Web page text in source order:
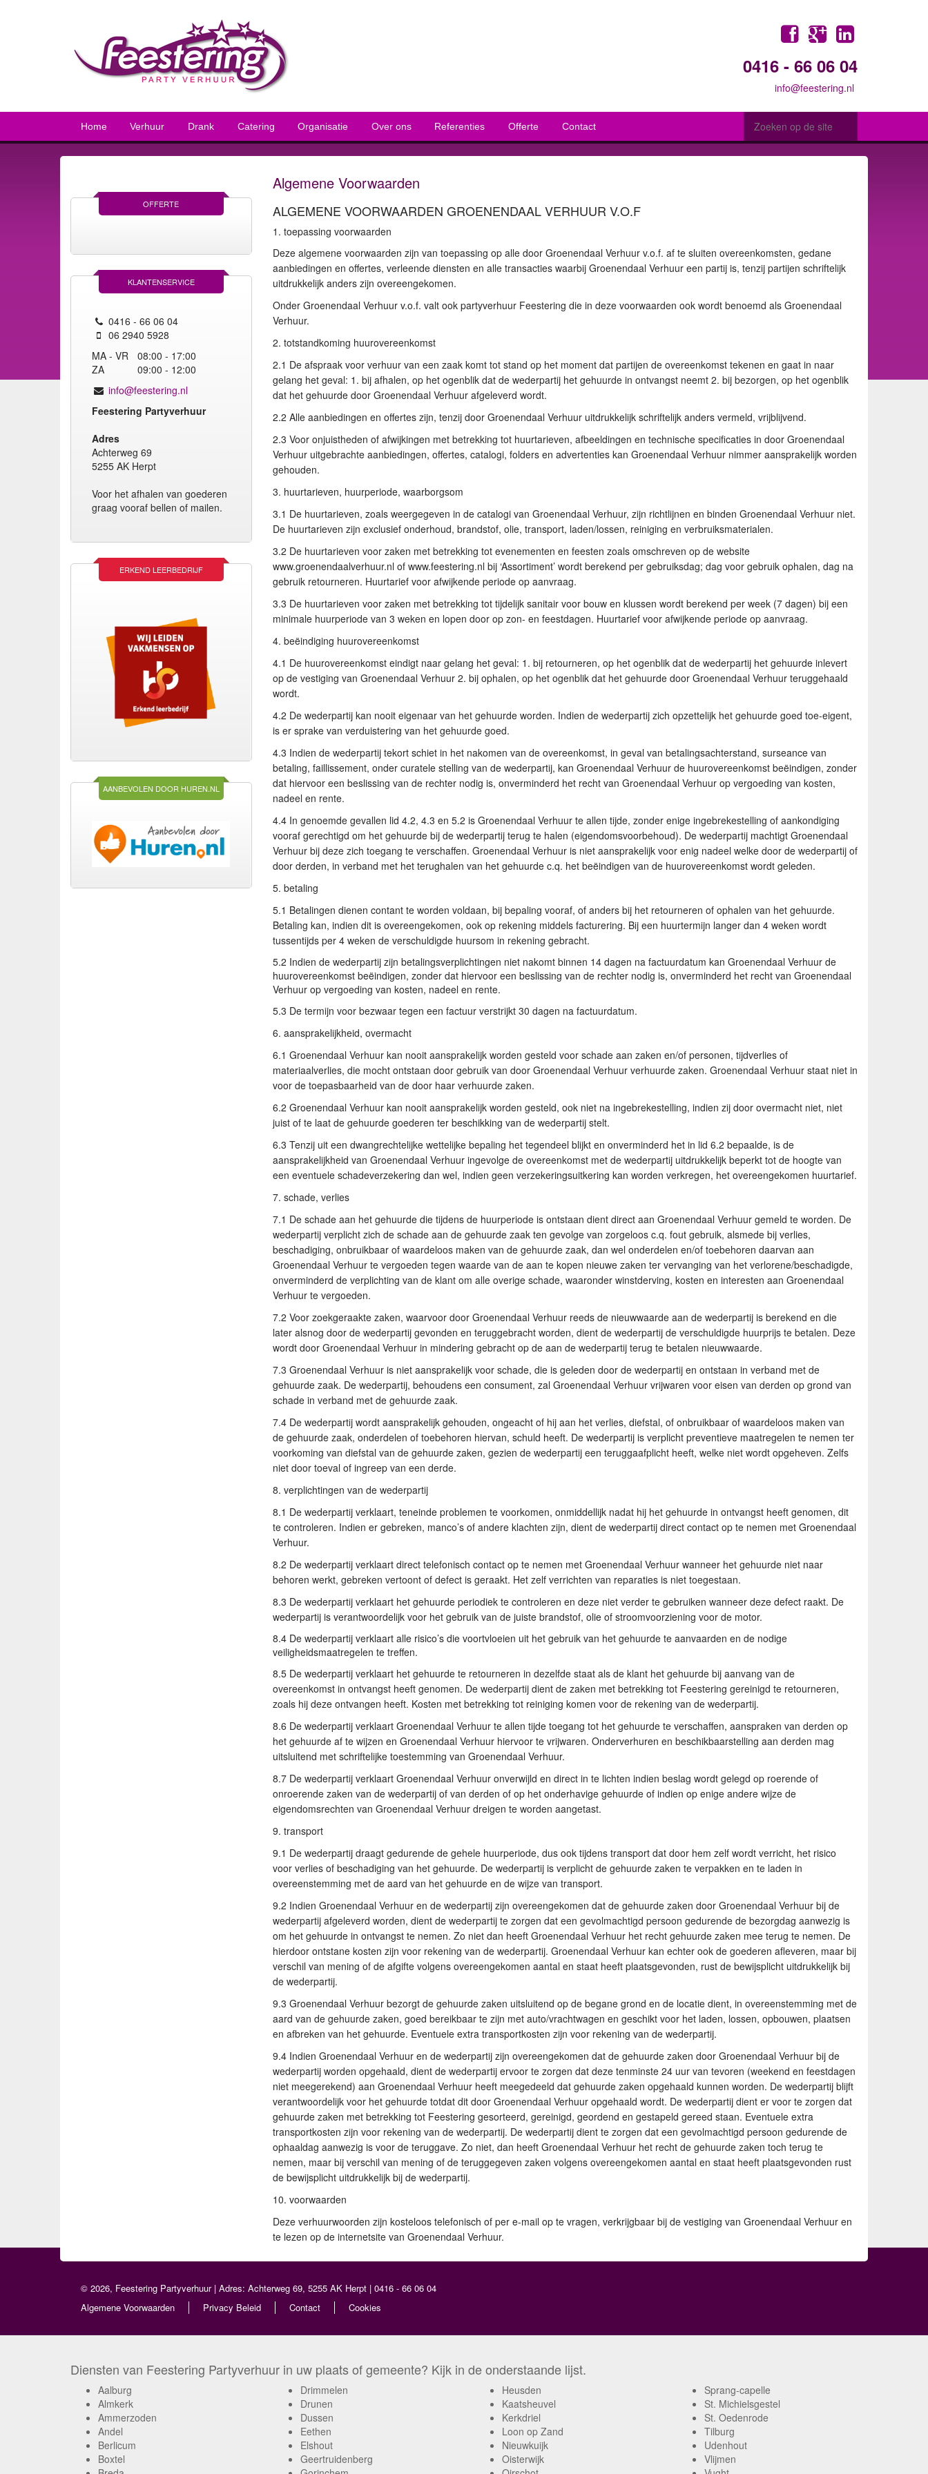
0416 - 66 06 04
info@feestering.nl
Home Verhuur Drank Catering Organisatie Over ons Referenties Offerte Contact
Algemene Voorwaarden
ALGEMENE VOORWAARDEN GROENENDAAL VERHUUR V.O.F
1. toepassing voorwaarden
Deze algemene voorwaarden zijn van toepassing op alle door Groenendaal Verhuur v.o.f. af te sluiten overeenkomsten, gedane
aanbiedingen en offertes, verleende diensten en alle transacties waarbij Groenendaal Verhuur een partij is, tenzij partijen schriftelijk
uitdrukkelijk anders zijn overeengekomen.
Onder Groenendaal Verhuur v.o.f. valt ook partyverhuur Feestering die in deze voorwaarden ook wordt benoemd als Groenendaal
Verhuur.
2. totstandkoming huurovereenkomst
2.1 De afspraak voor verhuur van een zaak komt tot stand op het moment dat partijen de overeenkomst tekenen en gaat in naar
gelang het geval: 1. bij afhalen, op het ogenblik dat de wederpartij het gehuurde in ontvangst neemt 2. bij bezorgen, op het ogenblik
dat het gehuurde door Groenendaal Verhuur afgeleverd wordt.
2.2 Alle aanbiedingen en offertes zijn, tenzij door Groenendaal Verhuur uitdrukkelijk schriftelijk anders vermeld, vrijblijvend.
2.3 Voor onjuistheden of afwijkingen met betrekking tot huurtarieven, afbeeldingen en technische specificaties in door Groenendaal
Verhuur uitgebrachte aanbiedingen, offertes, catalogi, folders en advertenties kan Groenendaal Verhuur nimmer aansprakelijk worden
gehouden.
3. huurtarieven, huurperiode, waarborgsom
3.1 De huurtarieven, zoals weergegeven in de catalogi van Groenendaal Verhuur, zijn richtlijnen en binden Groenendaal Verhuur niet.
De huurtarieven zijn exclusief onderhoud, brandstof, olie, transport, laden/lossen, reiniging en verbruiksmaterialen.
3.2 De huurtarieven voor zaken met betrekking tot evenementen en feesten zoals omschreven op de website
www.groenendaalverhuur.nl of www.feestering.nl bij ‘Assortiment’ wordt berekend per gebruiksdag; dag voor gebruik ophalen, dag na
gebruik retourneren. Huurtarief voor afwijkende periode op aanvraag.
3.3 De huurtarieven voor zaken met betrekking tot tijdelijk sanitair voor bouw en klussen wordt berekend per week (7 dagen) bij een
minimale huurperiode van 3 weken en lopen door op zon- en feestdagen. Huurtarief voor afwijkende periode op aanvraag.
4. beëindiging huurovereenkomst
4.1 De huurovereenkomst eindigt naar gelang het geval: 1. bij retourneren, op het ogenblik dat de wederpartij het gehuurde inlevert
op de vestiging van Groenendaal Verhuur 2. bij ophalen, op het ogenblik dat het gehuurde door Groenendaal Verhuur teruggehaald
wordt.
4.2 De wederpartij kan nooit eigenaar van het gehuurde worden. Indien de wederpartij zich opzettelijk het gehuurde goed toe-eigent,
is er sprake van verduistering van het gehuurde goed.
4.3 Indien de wederpartij tekort schiet in het nakomen van de overeenkomst, in geval van betalingsachterstand, surseance van
betaling, faillissement, onder curatele stelling van de wederpartij, kan Groenendaal Verhuur de huurovereenkomst beëindigen, zonder
dat hiervoor een beslissing van de rechter nodig is, onverminderd het recht van Groenendaal Verhuur op vergoeding van kosten,
nadeel en rente.
4.4 In genoemde gevallen lid 4.2, 4.3 en 5.2 is Groenendaal Verhuur te allen tijde, zonder enige ingebrekestelling of aankondiging
vooraf gerechtigd om het gehuurde bij de wederpartij terug te halen (eigendomsvoorbehoud). De wederpartij machtigt Groenendaal
Verhuur bij deze zich toegang te verschaffen. Groenendaal Verhuur is niet aansprakelijk voor enig nadeel welke door de wederpartij of
door derden, in verband met het terughalen van het gehuurde c.q. het beëindigen van de huurovereenkomst wordt geleden.
5. betaling
5.1 Betalingen dienen contant te worden voldaan, bij bepaling vooraf, of anders bij het retourneren of ophalen van het gehuurde.
Betaling kan, indien dit is overeengekomen, ook op rekening middels facturering. Bij een huurtermijn langer dan 4 weken wordt
tussentijds per 4 weken de verschuldigde huursom in rekening gebracht.
5.2 Indien de wederpartij zijn betalingsverplichtingen niet nakomt binnen 14 dagen na factuurdatum kan Groenendaal Verhuur de
huurovereenkomst beëindigen, zonder dat hiervoor een beslissing van de rechter nodig is, onverminderd het recht van Groenendaal
Verhuur op vergoeding van kosten, nadeel en rente.
5.3 De termijn voor bezwaar tegen een factuur verstrijkt 30 dagen na factuurdatum.
6. aansprakelijkheid, overmacht
6.1 Groenendaal Verhuur kan nooit aansprakelijk worden gesteld voor schade aan zaken en/of personen, tijdverlies of
materiaalverlies, die mocht ontstaan door gebruik van door Groenendaal Verhuur verhuurde zaken. Groenendaal Verhuur staat niet in
voor de toepasbaarheid van de door haar verhuurde zaken.
6.2 Groenendaal Verhuur kan nooit aansprakelijk worden gesteld, ook niet na ingebrekestelling, indien zij door overmacht niet, niet
juist of te laat de gehuurde goederen ter beschikking van de wederpartij stelt.
6.3 Tenzij uit een dwangrechtelijke wettelijke bepaling het tegendeel blijkt en onverminderd het in lid 6.2 bepaalde, is de
aansprakelijkheid van Groenendaal Verhuur ingevolge de overeenkomst met de wederpartij uitdrukkelijk beperkt tot de hoogte van
een eventuele schadeverzekering dan wel, indien geen verzekeringsuitkering kan worden verkregen, het overeengekomen huurtarief.
7. schade, verlies
7.1 De schade aan het gehuurde die tijdens de huurperiode is ontstaan dient direct aan Groenendaal Verhuur gemeld te worden. De
wederpartij verplicht zich de schade aan de gehuurde zaak ten gevolge van zorgeloos c.q. fout gebruik, alsmede bij verlies,
beschadiging, onbruikbaar of waardeloos maken van de gehuurde zaak, dan wel onderdelen en/of toebehoren daarvan aan
Groenendaal Verhuur te vergoeden tegen waarde van de aan te kopen nieuwe zaken ter vervanging van het verlorene/beschadigde,
onverminderd de verplichting van de klant om alle overige schade, waaronder winstderving, kosten en interesten aan Groenendaal
Verhuur te vergoeden.
7.2 Voor zoekgeraakte zaken, waarvoor door Groenendaal Verhuur reeds de nieuwwaarde aan de wederpartij is berekend en die
later alsnog door de wederpartij gevonden en teruggebracht worden, dient de wederpartij de verschuldigde huurprijs te betalen. Deze
wordt door Groenendaal Verhuur in mindering gebracht op de aan de wederpartij terug te betalen nieuwwaarde.
7.3 Groenendaal Verhuur is niet aansprakelijk voor schade, die is geleden door de wederpartij en ontstaan in verband met de
gehuurde zaak. De wederpartij, behoudens een consument, zal Groenendaal Verhuur vrijwaren voor eisen van derden op grond van
schade in verband met de gehuurde zaak.
7.4 De wederpartij wordt aansprakelijk gehouden, ongeacht of hij aan het verlies, diefstal, of onbruikbaar of waardeloos maken van
de gehuurde zaak, onderdelen of toebehoren hiervan, schuld heeft. De wederpartij is verplicht preventieve maatregelen te nemen ter
voorkoming van diefstal van de gehuurde zaken, gezien de wederpartij een teruggaafplicht heeft, welke niet wordt opgeheven. Zelfs
niet door toeval of ingreep van een derde.
8. verplichtingen van de wederpartij
8.1 De wederpartij verklaart, teneinde problemen te voorkomen, onmiddellijk nadat hij het gehuurde in ontvangst heeft genomen, dit
te controleren. Indien er gebreken, manco’s of andere klachten zijn, dient de wederpartij direct contact op te nemen met Groenendaal
Verhuur.
8.2 De wederpartij verklaart direct telefonisch contact op te nemen met Groenendaal Verhuur wanneer het gehuurde niet naar
behoren werkt, gebreken vertoont of defect is geraakt. Het zelf verrichten van reparaties is niet toegestaan.
8.3 De wederpartij verklaart het gehuurde periodiek te controleren en deze niet verder te gebruiken wanneer deze defect raakt. De
wederpartij is verantwoordelijk voor het gebruik van de juiste brandstof, olie of stroomvoorziening voor de motor.
8.4 De wederpartij verklaart alle risico’s die voortvloeien uit het gebruik van het gehuurde te aanvaarden en de nodige
veiligheidsmaatregelen te treffen.
8.5 De wederpartij verklaart het gehuurde te retourneren in dezelfde staat als de klant het gehuurde bij aanvang van de
overeenkomst in ontvangst heeft genomen. De wederpartij dient de zaken met betrekking tot Feestering gereinigd te retourneren,
zoals hij deze ontvangen heeft. Kosten met betrekking tot reiniging komen voor de rekening van de wederpartij.
8.6 De wederpartij verklaart Groenendaal Verhuur te allen tijde toegang tot het gehuurde te verschaffen, aanspraken van derden op
het gehuurde af te wijzen en Groenendaal Verhuur hiervoor te vrijwaren. Onderverhuren en beschikbaarstelling aan derden mag
uitsluitend met schriftelijke toestemming van Groenendaal Verhuur.
8.7 De wederpartij verklaart Groenendaal Verhuur onverwijld en direct in te lichten indien beslag wordt gelegd op roerende of
onroerende zaken van de wederpartij of van derden of op het onderhavige gehuurde of indien op enige andere wijze de
eigendomsrechten van Groenendaal Verhuur dreigen te worden aangetast.
9. transport
9.1 De wederpartij draagt gedurende de gehele huurperiode, dus ook tijdens transport dat door hem zelf wordt verricht, het risico
voor verlies of beschadiging van het gehuurde. De wederpartij is verplicht de gehuurde zaken te verpakken en te laden in
overeenstemming met de aard van het gehuurde en de wijze van transport.
9.2 Indien Groenendaal Verhuur en de wederpartij zijn overeengekomen dat de gehuurde zaken door Groenendaal Verhuur bij de
wederpartij afgeleverd worden, dient de wederpartij te zorgen dat een gevolmachtigd persoon gedurende de bezorgdag aanwezig is
om het gehuurde in ontvangst te nemen. Zo niet dan heeft Groenendaal Verhuur het recht gehuurde zaken mee terug te nemen. De
hierdoor ontstane kosten zijn voor rekening van de wederpartij. Groenendaal Verhuur kan echter ook de goederen afleveren, maar bij
verschil van mening of de afgifte volgens overeengekomen aantal en staat heeft plaatsgevonden, rust de bewijsplicht uitdrukkelijk bij
de wederpartij.
9.3 Groenendaal Verhuur bezorgt de gehuurde zaken uitsluitend op de begane grond en de locatie dient, in overeenstemming met de
aard van de gehuurde zaken, goed bereikbaar te zijn met auto/vrachtwagen en geschikt voor het laden, lossen, opbouwen, plaatsen
en afbreken van het gehuurde. Eventuele extra transportkosten zijn voor rekening van de wederpartij.
9.4 Indien Groenendaal Verhuur en de wederpartij zijn overeengekomen dat de gehuurde zaken door Groenendaal Verhuur bij de
wederpartij worden opgehaald, dient de wederpartij ervoor te zorgen dat deze tenminste 24 uur van tevoren (weekend en feestdagen
niet meegerekend) aan Groenendaal Verhuur heeft meegedeeld dat gehuurde zaken opgehaald kunnen worden. De wederpartij blijft
verantwoordelijk voor het gehuurde totdat dit door Groenendaal Verhuur opgehaald wordt. De wederpartij dient er voor te zorgen dat
gehuurde zaken met betrekking tot Feestering gesorteerd, gereinigd, geordend en gestapeld gereed staan. Eventuele extra
transportkosten zijn voor rekening van de wederpartij. De wederpartij dient te zorgen dat een gevolmachtigd persoon gedurende de
ophaaldag aanwezig is voor de teruggave. Zo niet, dan heeft Groenendaal Verhuur het recht de gehuurde zaken toch terug te
nemen, maar bij verschil van mening of de teruggegeven zaken volgens overeengekomen aantal en staat heeft plaatsgevonden rust
de bewijsplicht uitdrukkelijk bij de wederpartij.
10. voorwaarden
Deze verhuurwoorden zijn kosteloos telefonisch of per e-mail op te vragen, verkrijgbaar bij de vestiging van Groenendaal Verhuur en
te lezen op de internetsite van Groenendaal Verhuur.
OFFERTE
KLANTENSERVICE
0416 - 66 06 04
06 2940 5928
MA - VR
08:00 - 17:00
ZA
09:00 - 12:00
info@feestering.nl
Feestering Partyverhuur
Adres
Achterweg 69
5255 AK Herpt
Voor het afhalen van goederen
graag vooraf bellen of mailen.
ERKEND LEERBEDRIJF
AANBEVOLEN DOOR HUREN.NL
© 2026, Feestering Partyverhuur | Adres: Achterweg 69, 5255 AK Herpt | 0416 - 66 06 04
Algemene Voorwaarden
Privacy Beleid Contact Cookies
Diensten van Feestering Partyverhuur in uw plaats of gemeente? Kijk in de onderstaande lijst.
Aalburg
Almkerk
Ammerzoden
Andel
Berlicum
Boxtel
Drimmelen
Drunen
Dussen
Eethen
Elshout
Geertruidenberg
Heusden
Kaatsheuvel
Kerkdriel
Loon op Zand
Nieuwkuijk
Oisterwijk
Sprang-capelle
St. Michielsgestel
St. Oedenrode
Tilburg
Udenhout
Vlijmen